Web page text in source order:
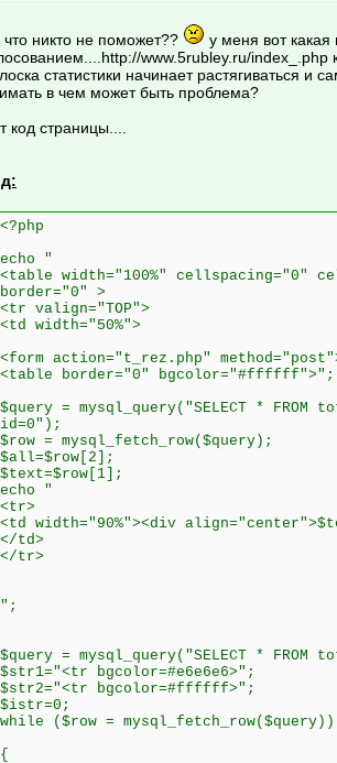
что никто не поможет??
у меня вот
www.5rubley.ru/index_.php
статистики начинает растягиваться и
в чем может быть проблема?
код страницы....
<?php
echo "
<table width="100%" cellspacing="0"
border="0" >
<tr valign="TOP">
<td width="50%">
<form action="t_rez.php"
<table border="0" bgcolor="#ffffff">";
$query = mysql_query("SELECT * FROM
id=0");
$row = mysql_fetch_row($query);
$all=$row[2];
$text=$row[1];
echo "
<tr>
<td width="90%"><div
</td>
</tr>
";
$query = mysql_query("SELECT *
$str1="<tr bgcolor=#e6e6e6>";
$str2="<tr bgcolor=#ffffff>";
$istr=0;
while ($row = mysql_fetch_row($query))
{